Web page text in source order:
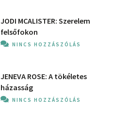
JODI MCALISTER: Szerelem
felsőfokon
NINCS HOZZÁSZÓLÁS
JENEVA ROSE: A ​tökéletes
házasság
NINCS HOZZÁSZÓLÁS